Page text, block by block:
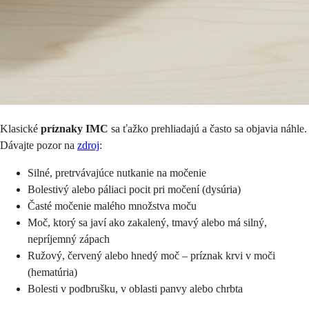
Klasické príznaky IMC sa ťažko prehliadajú a často sa objavia náhle.
Dávajte pozor na zdroj:
Silné, pretrvávajúce nutkanie na močenie
Bolestivý alebo páliaci pocit pri močení (dysúria)
Časté močenie malého množstva moču
Moč, ktorý sa javí ako zakalený, tmavý alebo má silný,
nepríjemný zápach
Ružový, červený alebo hnedý moč – príznak krvi v moči
(hematúria)
Bolesti v podbrušku, v oblasti panvy alebo chrbta